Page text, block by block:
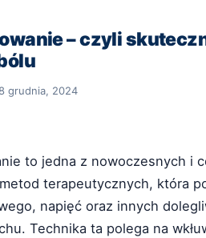
– czyli
grudnia, 2024
to jedna z nowoczesnych i
terapeutycznych, która
napięć oraz innych
Technika ta polega na